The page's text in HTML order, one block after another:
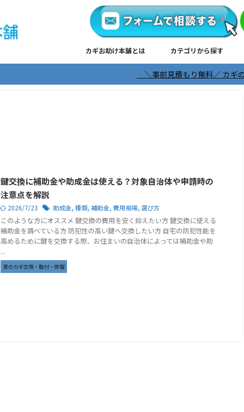
カギお助け本舗とは カテゴリから探す
＼事前見積もり無料／ カギの開錠・修
鍵交換に補助金や助成金は使える？対象自治体や申請時の
注意点を解説
2026/7/23 助成金, 種類, 補助金, 費用相場, 選び方
このような方にオススメ 鍵交換の費用を安く抑えたい方 鍵交換に使える
補助金を調べている方 防犯性の高い鍵へ交換したい方 自宅の防犯性能を
高めるために鍵を交換する際、お住まいの自治体によっては補助金や助
...
家のカギ交換・取付・修理